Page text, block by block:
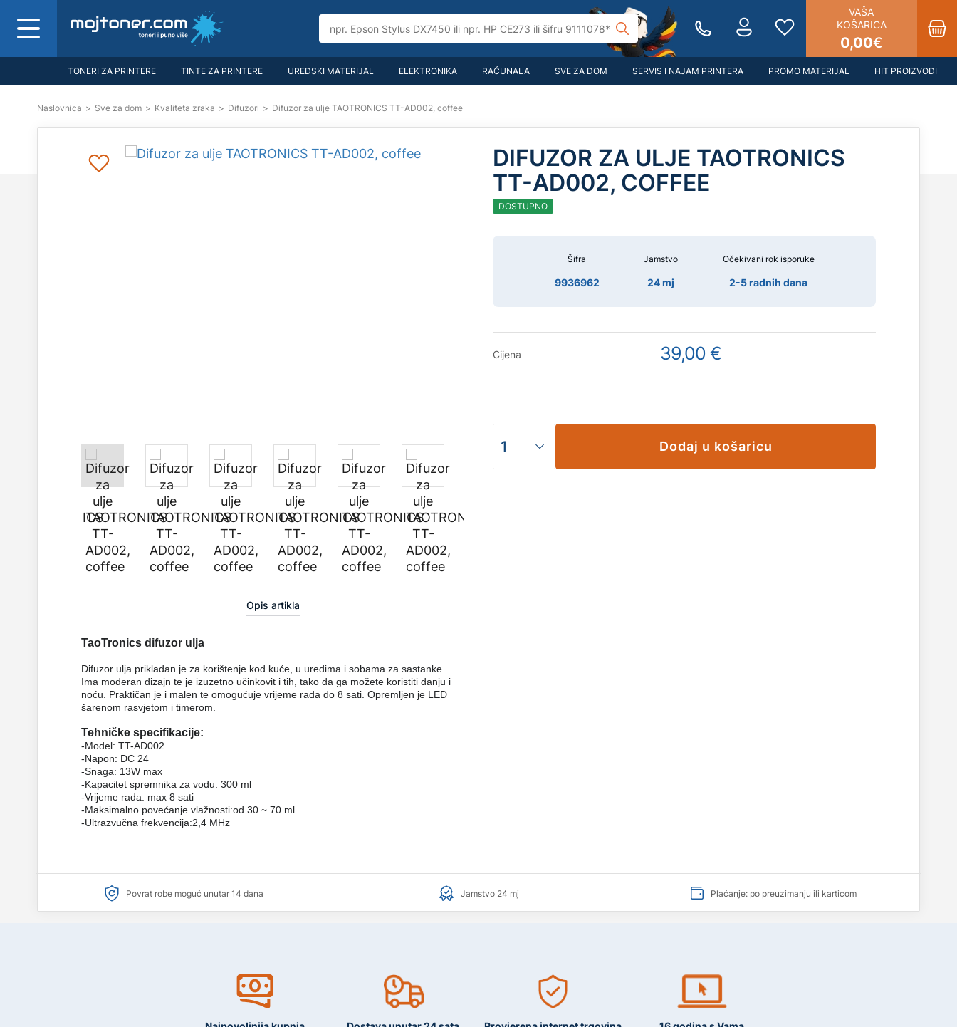
VAŠA
KOŠARICA
0,00€
TONERI ZA PRINTERE TINTE ZA PRINTERE UREDSKI MATERIJAL ELEKTRONIKA RAČUNALA SVE ZA DOM SERVIS I NAJAM PRINTERA PROMO MATERIJAL HIT PROIZVODI
Naslovnica > Sve za dom > Kvaliteta zraka > Difuzori > Difuzor za ulje TAOTRONICS TT-AD002, coffee
Opis artikla
TaoTronics difuzor ulja
Difuzor ulja prikladan je za korištenje kod kuće, u uredima i sobama za sastanke.
Ima moderan dizajn te je izuzetno učinkovit i tih, tako da ga možete koristiti danju i
noću. Praktičan je i malen te omogućuje vrijeme rada do 8 sati. Opremljen je LED
šarenom rasvjetom i timerom.
Tehničke specifikacije:
-Model: TT-AD002
-Napon: DC 24
-Snaga: 13W max
-Kapacitet spremnika za vodu: 300 ml
-Vrijeme rada: max 8 sati
-Maksimalno povećanje vlažnosti:od 30 ~ 70 ml
-Ultrazvučna frekvencija:2,4 MHz
DIFUZOR ZA ULJE TAOTRONICS
TT-AD002, COFFEE
DOSTUPNO
Šifra
9936962
Jamstvo
24 mj
Očekivani rok isporuke
2-5 radnih dana
Cijena 39,00 €
Dodaj u košaricu
Povrat robe moguć unutar 14 dana Jamstvo 24 mj Plaćanje: po preuzimanju ili karticom